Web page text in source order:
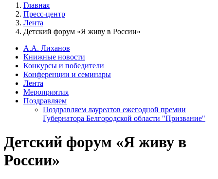
Главная
Пресс-центр
Лента
Детский форум «Я живу в России»
А.А. Лиханов
Книжные новости
Конкурсы и победители
Конференции и семинары
Лента
Мероприятия
Поздравляем
Поздравляем лауреатов ежегодной премии
Губернатора Белгородской области "Призвание"
Детский форум «Я живу в
России»